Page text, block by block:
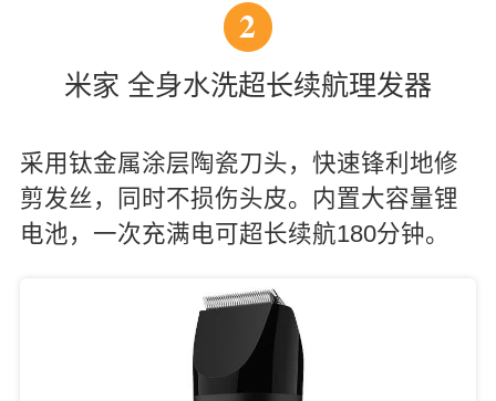
2
米家 全身水洗超长续航理发器
采用钛金属涂层陶瓷刀头，快速锋利地修
剪发丝，同时不损伤头皮。内置大容量锂
电池，一次充满电可超长续航180分钟。